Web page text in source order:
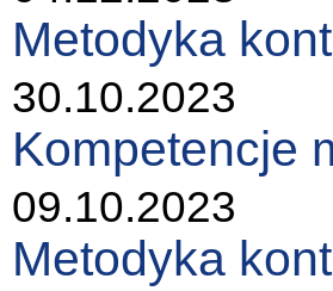
Metodyka
30.10.2023
Kompetencje
09.10.2023
Metodyka